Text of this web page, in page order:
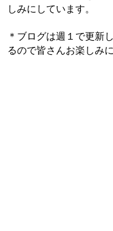
しみにしています。
＊ブログは週１で更新
るので皆さんお楽しみに